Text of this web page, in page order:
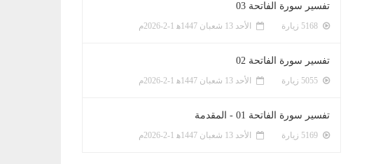
تفسير سورة الفاتحة 03
الأحد 13 شعبان 1447ﻫ 1-2-2026م
تفسير سورة الفاتحة 02
الأحد 13 شعبان 1447ﻫ 1-2-2026م
تفسير سورة الفاتحة 01 - المقدمة
الأحد 13 شعبان 1447ﻫ 1-2-2026م